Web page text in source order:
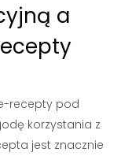
a
recepty pod
korzystania z
jest znacznie